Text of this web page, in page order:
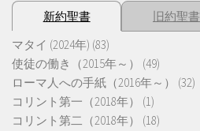
新約聖書 旧約聖書
マタイ (2024年) (83)
使徒の働き（2015年～）
(49)
ローマ人への手紙（2016年～）
(32)
コリント第一（2018年）
(1)
コリント第二（2018年）
(18)